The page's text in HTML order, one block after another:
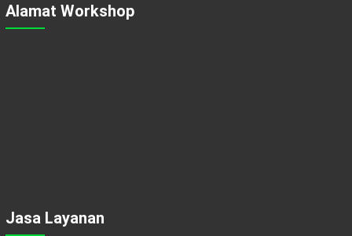
Alamat Workshop
Jasa Layanan